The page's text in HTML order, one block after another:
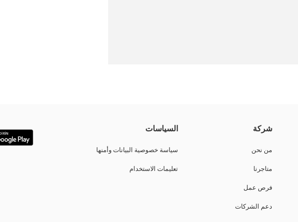
شركة
من نحن
متاجرنا
فرص عمل
دعم الشركات
السياسات
سياسة خصوصية البيانات وأمنها
تعليمات الاستخدام